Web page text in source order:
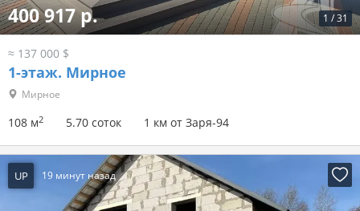
1 /31
400 917 р.
≈ 137 000 $
1-этаж. Мирное
Мирное
108 м2 5.70 соток 1 км от Заря-94
UP 19 минут назад